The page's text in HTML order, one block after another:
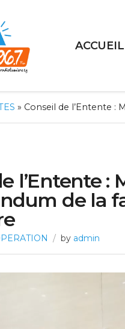
ACCUEIL
» Conseil de l’Entente :
l’Entente
de la
by admin